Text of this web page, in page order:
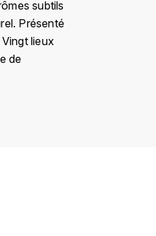
subtils
Présenté
lieux
de